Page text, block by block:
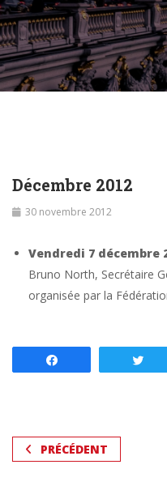
Décembre 2012
30 novembre 2012
Vendredi 7 décembre
Bruno North, Secrétaire
organisée par la
PRÉCÉDENT